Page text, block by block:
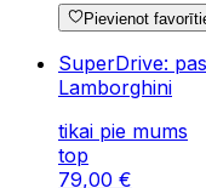
Pievienot
SuperDrive:
Lamborghini
tikai pie mums
top
79,00 €